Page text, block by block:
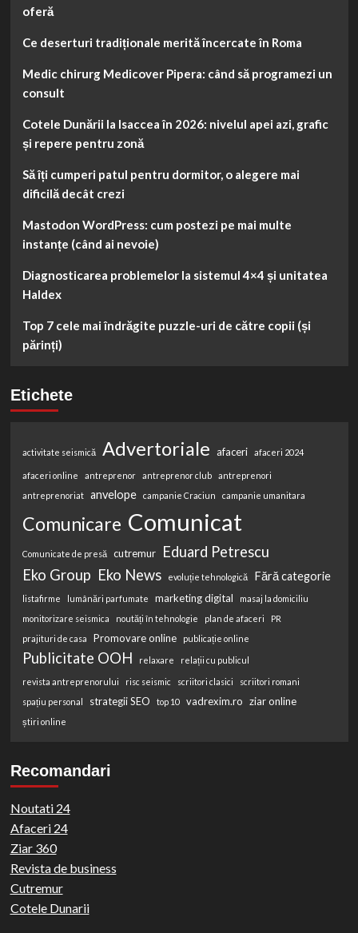
oferă
Ce deserturi tradiționale merită încercate în Roma
Medic chirurg Medicover Pipera: când să programezi un
consult
Cotele Dunării la Isaccea în 2026: nivelul apei azi, grafic
și repere pentru zonă
Să îți cumperi patul pentru dormitor, o alegere mai
dificilă decât crezi
Mastodon WordPress: cum postezi pe mai multe
instanțe (când ai nevoie)
Diagnosticarea problemelor la sistemul 4×4 și unitatea
Haldex
Top 7 cele mai îndrăgite puzzle-uri de către copii (și
părinți)
Etichete
activitate seismică Advertoriale afaceri afaceri 2024
afaceri online antreprenor antreprenor club
antreprenori
antreprenoriat
anvelope campanie Craciun campanie umanitara
Comunicare Comunicat
Comunicate de presă cutremur
Eduard Petrescu
Eko Group Eko News evoluție tehnologică Fără categorie
listafirme lumânări parfumate marketing digital
masaj la domiciliu
monitorizare seismica
noutăți în tehnologie plan de afaceri
PR
prajituri de casa
Promovare online publicație online
Publicitate OOH relaxare relații cu publicul
revista antreprenorului risc seismic scriitori clasici
scriitori romani
spațiu personal
strategii SEO top 10 vadrexim.ro ziar online
știri online
Recomandari
Noutati 24
Afaceri 24
Ziar 360
Revista de business
Cutremur
Cotele Dunarii